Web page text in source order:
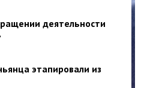
деятельности
этапировали из